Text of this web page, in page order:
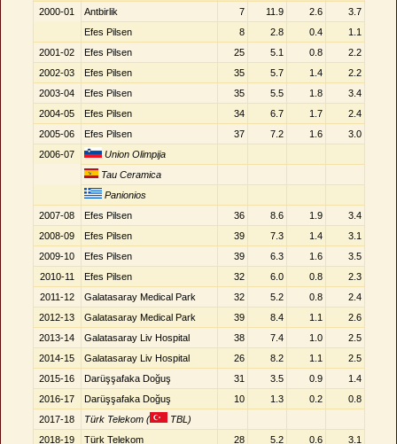
2000-01 Antbirlik 7 11.9 2.6
3.7
Efes Pilsen
8 2.8 0.4
1.1
2001-02
Efes Pilsen 25 5.1 0.8
2.2
2002-03
Efes Pilsen 35 5.7 1.4
2.2
2003-04
Efes Pilsen 35 5.5 1.8
3.4
2004-05
Efes Pilsen 34 6.7 1.7
2.4
2005-06
Efes Pilsen 37 7.2 1.6
3.0
2006-07
Union Olimpija
Tau Ceramica
Panionios
2007-08
Efes Pilsen 36 8.6 1.9
3.4
2008-09
Efes Pilsen 39 7.3 1.4
3.1
2009-10
Efes Pilsen 39 6.3 1.6
3.5
2010-11
Efes Pilsen 32 6.0 0.8
2.3
2011-12
Galatasaray Medical Park 32 5.2 0.8
2.4
2012-13
Galatasaray Medical Park 39 8.4 1.1
2.6
2013-14
Galatasaray Liv Hospital 38 7.4 1.0
2.5
2014-15
Galatasaray Liv Hospital 26 8.2 1.1
2.5
2015-16
Darüşşafaka Doğuş 31 3.5 0.9
1.4
2016-17
Darüşşafaka Doğuş 10 1.3 0.2
0.8
2017-18
Türk Telekom (
TBL)
2018-19
Türk Telekom 28 5.2 0.6 3.1